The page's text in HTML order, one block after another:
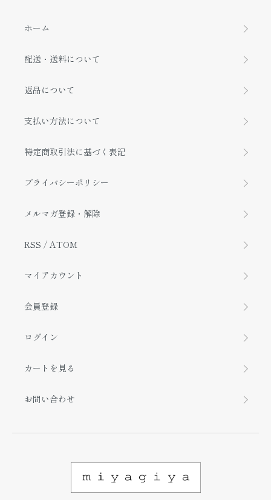
ホーム
配送・送料について
返品について
支払い方法について
特定商取引法に基づく表記
プライバシーポリシー
メルマガ登録・解除
RSS / ATOM
マイアカウント
会員登録
ログイン
カートを見る
お問い合わせ